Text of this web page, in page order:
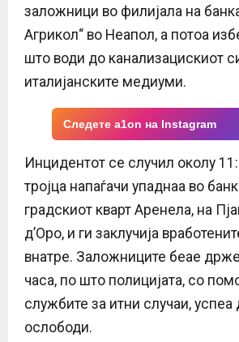
U
заложници во филијала на
Агрикол“ во Неапол, а потоа
што води до канализацискиот
италијанските медиуми.
Следете a1on на Instagram
Инцидентот се случил околу
тројца напаѓачи упаднаa во
градскиот кварт Аренела, на
д’Оро, и ги заклучиja
внатре. Заложниците бeaе
часа, по што полицијата, со
службите за итни случаи, успеа
ослободи.